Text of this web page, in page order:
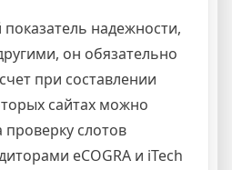
надежности,
он обязательно
при составлении
сайтах можно
проверку слотов
eCOGRA и iTech